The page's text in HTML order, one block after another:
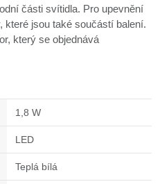
části svítidla. Pro upevnění
které jsou také součástí balení.
který se objednává
1,8 W
LED
Teplá bílá